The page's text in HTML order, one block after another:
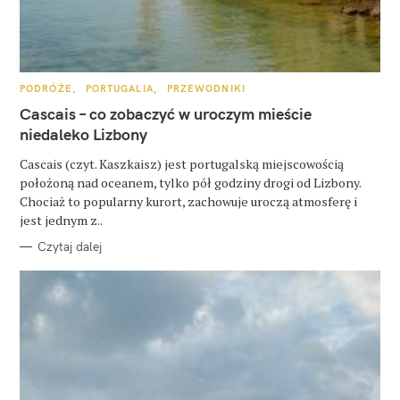
K
T
E
G
O
I
E
PODRÓŻE PORTUGALIA PRZEWODNIKI
Cascais – co zobaczyć w uroczym mieście
niedaleko Lizbony
Cascais (czyt. Kaszkaisz) jest portugalską miejscowością
położoną nad oceanem, tylko pół godziny drogi od Lizbony.
Chociaż to popularny kurort, zachowuje uroczą atmosferę i
jest jednym z..
Czytaj dalej